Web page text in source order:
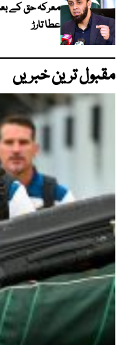
معرکہ حق کے
عطا تارڑ
مقبول ترین خبریں